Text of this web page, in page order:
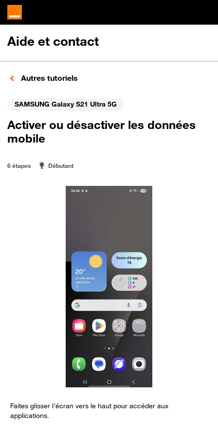
Aide et contact
Autres tutoriels
SAMSUNG Galaxy S21 Ultra 5G
Activer ou désactiver les données
mobile
6 étapes Débutant
Faites glisser l'écran vers le haut pour accéder aux
applications.